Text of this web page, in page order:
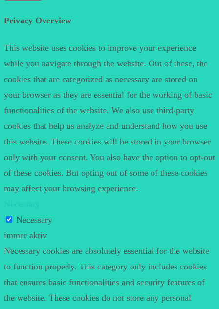
Privacy Overview
This website uses cookies to improve your experience
while you navigate through the website. Out of these, the
cookies that are categorized as necessary are stored on
your browser as they are essential for the working of basic
functionalities of the website. We also use third-party
cookies that help us analyze and understand how you use
this website. These cookies will be stored in your browser
only with your consent. You also have the option to opt-out
of these cookies. But opting out of some of these cookies
may affect your browsing experience.
Necessary
immer aktiv
Necessary cookies are absolutely essential for the website
to function properly. This category only includes cookies
that ensures basic functionalities and security features of
the website. These cookies do not store any personal